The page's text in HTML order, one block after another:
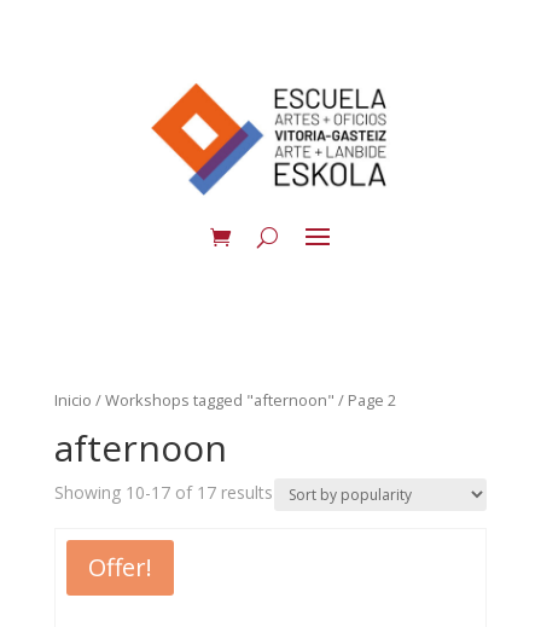
Inicio /Workshops tagged "afternoon" / Page 2
afternoon
Showing 10-17 of 17 results
Offer!